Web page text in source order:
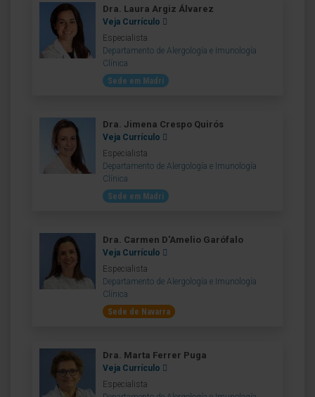
Dra. Laura Argiz Álvarez
Veja Currículo
Especialista
Departamento de Alergología e Imunología
Clínica
Sede em Madri
Dra. Jimena Crespo Quirós
Veja Currículo
Especialista
Departamento de Alergología e Imunología
Clínica
Sede em Madri
Dra. Carmen D'Amelio Garófalo
Veja Currículo
Especialista
Departamento de Alergología e Imunología
Clínica
Sede de Navarra
Dra. Marta Ferrer Puga
Veja Currículo
Especialista